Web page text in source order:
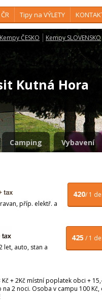
Tipy na VÝLETY
Kempy ČESKO Kempy SLOVENSKO
Kutná Hora
Camping Vybavení
420/ 1
příp. elektř. a
425 / 1
let, auto, stan a
+ 2Kč místní poplatek obci +
2 noci. Osoba v campu 100 Kč,